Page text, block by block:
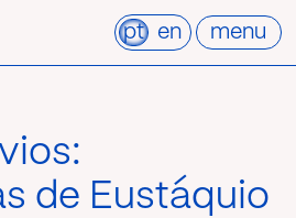
pt en menu
de Eustáquio